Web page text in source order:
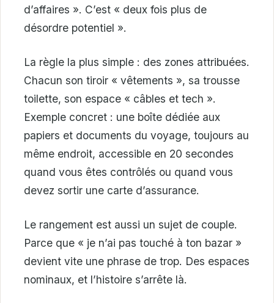
d’affaires ». C’est « deux fois plus de
désordre potentiel ».
La règle la plus simple : des zones attribuées.
Chacun son tiroir « vêtements », sa trousse
toilette, son espace « câbles et tech ».
Exemple concret : une boîte dédiée aux
papiers et documents du voyage, toujours au
même endroit, accessible en 20 secondes
quand vous êtes contrôlés ou quand vous
devez sortir une carte d’assurance.
Le rangement est aussi un sujet de couple.
Parce que « je n’ai pas touché à ton bazar »
devient vite une phrase de trop. Des espaces
nominaux, et l’histoire s’arrête là.